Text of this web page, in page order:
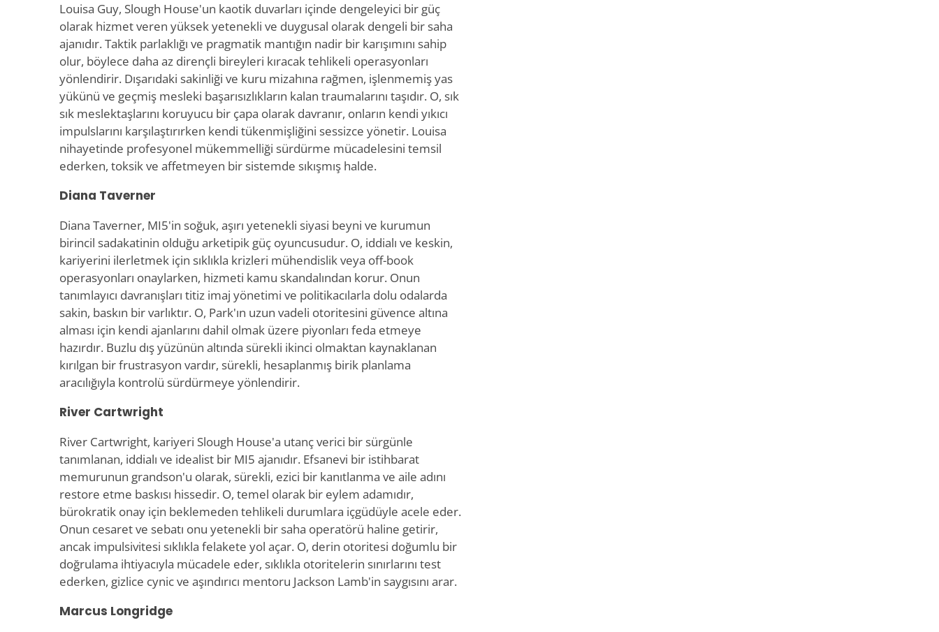
Louisa Guy, Slough House'un kaotik duvarları içinde dengeleyici bir güç
olarak hizmet veren yüksek yetenekli ve duygusal olarak dengeli bir saha
ajanıdır. Taktik parlaklığı ve pragmatik mantığın nadir bir karışımını sahip
olur, böylece daha az dirençli bireyleri kıracak tehlikeli operasyonları
yönlendirir. Dışarıdaki sakinliği ve kuru mizahına rağmen, işlenmemiş yas
yükünü ve geçmiş mesleki başarısızlıkların kalan traumalarını taşıdır. O, sık
sık meslektaşlarını koruyucu bir çapa olarak davranır, onların kendi yıkıcı
impulslarını karşılaştırırken kendi tükenmişliğini sessizce yönetir. Louisa
nihayetinde profesyonel mükemmelliği sürdürme mücadelesini temsil
ederken, toksik ve affetmeyen bir sistemde sıkışmış halde.
Diana Taverner
Diana Taverner, MI5'in soğuk, aşırı yetenekli siyasi beyni ve kurumun
birincil sadakatinin olduğu arketipik güç oyuncusudur. O, iddialı ve keskin,
kariyerini ilerletmek için sıklıkla krizleri mühendislik veya off-book
operasyonları onaylarken, hizmeti kamu skandalından korur. Onun
tanımlayıcı davranışları titiz imaj yönetimi ve politikacılarla dolu odalarda
sakin, baskın bir varlıktır. O, Park'ın uzun vadeli otoritesini güvence altına
alması için kendi ajanlarını dahil olmak üzere piyonları feda etmeye
hazırdır. Buzlu dış yüzünün altında sürekli ikinci olmaktan kaynaklanan
kırılgan bir frustrasyon vardır, sürekli, hesaplanmış birik planlama
aracılığıyla kontrolü sürdürmeye yönlendirir.
River Cartwright
River Cartwright, kariyeri Slough House'a utanç verici bir sürgünle
tanımlanan, iddialı ve idealist bir MI5 ajanıdır. Efsanevi bir istihbarat
memurunun grandson'u olarak, sürekli, ezici bir kanıtlanma ve aile adını
restore etme baskısı hissedir. O, temel olarak bir eylem adamıdır,
bürokratik onay için beklemeden tehlikeli durumlara içgüdüyle acele eder.
Onun cesaret ve sebatı onu yetenekli bir saha operatörü haline getirir,
ancak impulsivitesi sıklıkla felakete yol açar. O, derin otoritesi doğumlu bir
doğrulama ihtiyacıyla mücadele eder, sıklıkla otoritelerin sınırlarını test
ederken, gizlice cynic ve aşındırıcı mentoru Jackson Lamb'in saygısını arar.
Marcus Longridge